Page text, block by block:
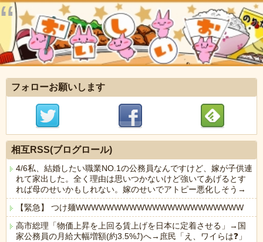
フォローお願いします
相互RSS(ブログロール)
4/6私、結婚したい職業NO.1の公務員なんですけど、嫁が子供連
れて家出した。全く理由は思いつかないけど強いてあげるとす
れば母のせいかもしれない。嫁のせいでアトピー悪化しそう→
【緊急】 つけ麺WWWWWWWWWWWWWWWWWWWWWW
高市総理「物価上昇を上回る賃上げを日本に定着させる」→国
家公務員の月給大幅増額(約3.5%⤴)へ→庶民「え、ワイらは❓」